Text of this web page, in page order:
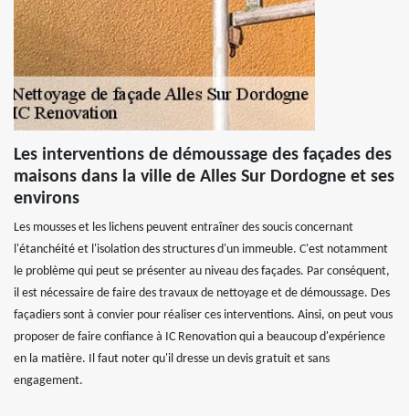
Les interventions de démoussage des façades des
maisons dans la ville de Alles Sur Dordogne et ses
environs
Les mousses et les lichens peuvent entraîner des soucis concernant
l'étanchéité et l'isolation des structures d'un immeuble. C'est notamment
le problème qui peut se présenter au niveau des façades. Par conséquent,
il est nécessaire de faire des travaux de nettoyage et de démoussage. Des
façadiers sont à convier pour réaliser ces interventions. Ainsi, on peut vous
proposer de faire confiance à IC Renovation qui a beaucoup d'expérience
en la matière. Il faut noter qu'il dresse un devis gratuit et sans
engagement.